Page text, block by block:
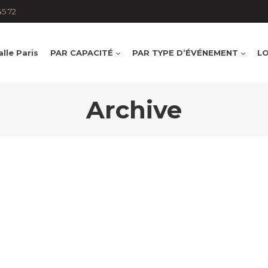
72
Paris PAR CAPACITÉ PAR TYPE D’ÉVÉNEMENT
Archive